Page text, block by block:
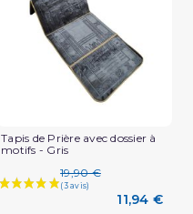
Tapis de Prière avec dossier à
motifs - Gris
19,90 €
11,94 €